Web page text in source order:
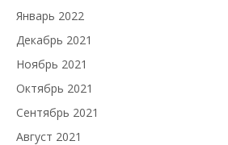
Январь 2022
Декабрь 2021
Ноябрь 2021
Октябрь 2021
Сентябрь 2021
Август 2021